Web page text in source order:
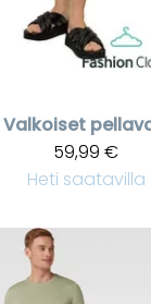
59,99 €
Heti saatavilla